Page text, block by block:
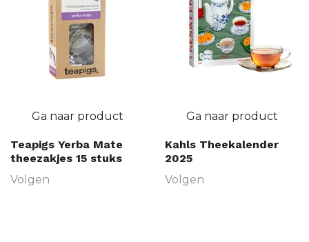
Ga naar product
Teapigs Yerba Mate
theezakjes 15 stuks
Volgen
Ga naar product
Kahls Theekalender
2025
Volgen